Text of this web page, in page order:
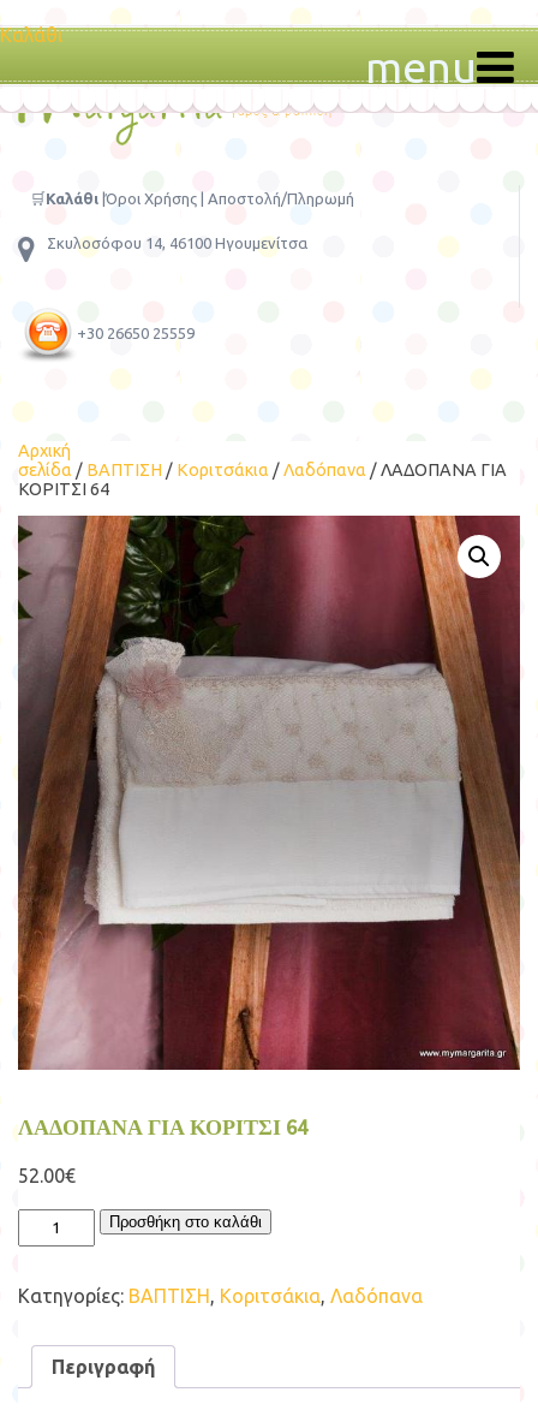
🛒Καλάθι |Όροι Χρήσης Αποστολή/Πληρωμή
Σκυλοσόφου 14, 46100 Ηγουμενίτσα
+30 26650 25559
Καλάθι
menu
Αρχική
σελίδα / ΒΑΠΤΙΣΗ / Κοριτσάκια /Λαδόπανα / ΛΑΔΟΠΑΝΑ ΓΙΑ
ΚΟΡΙΤΣΙ 64
ΛΑΔΟΠΑΝΑ ΓΙΑ ΚΟΡΙΤΣΙ 64
52.00€
ΛΑΔΟΠΑΝΑ
ΓΙΑ
64
ποσότητα
Προσθήκη στο καλάθι
Κατηγορίες: ΒΑΠΤΙΣΗ, Κοριτσάκια, Λαδόπανα
Περιγραφή